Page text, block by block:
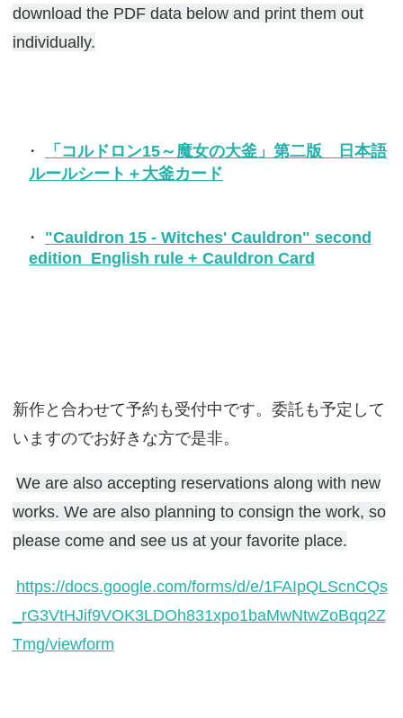
download the PDF data below and print them out
individually.
「コルドロン15～魔女の大釜」第二版 日本語
ルールシート＋大釜カード
"Cauldron 15 - Witches' Cauldron" second
edition English rule + Cauldron Card
新作と合わせて予約も受付中です。委託も予定して
いますのでお好きな方で是非。
We are also accepting reservations along with new
works. We are also planning to consign the work, so
please come and see us at your favorite place.
https://docs.google.com/forms/d/e/1FAIpQLScnCQs
_rG3VtHJif9VOK3LDOh831xpo1baMwNtwZoBqq2Z
Tmg/viewform